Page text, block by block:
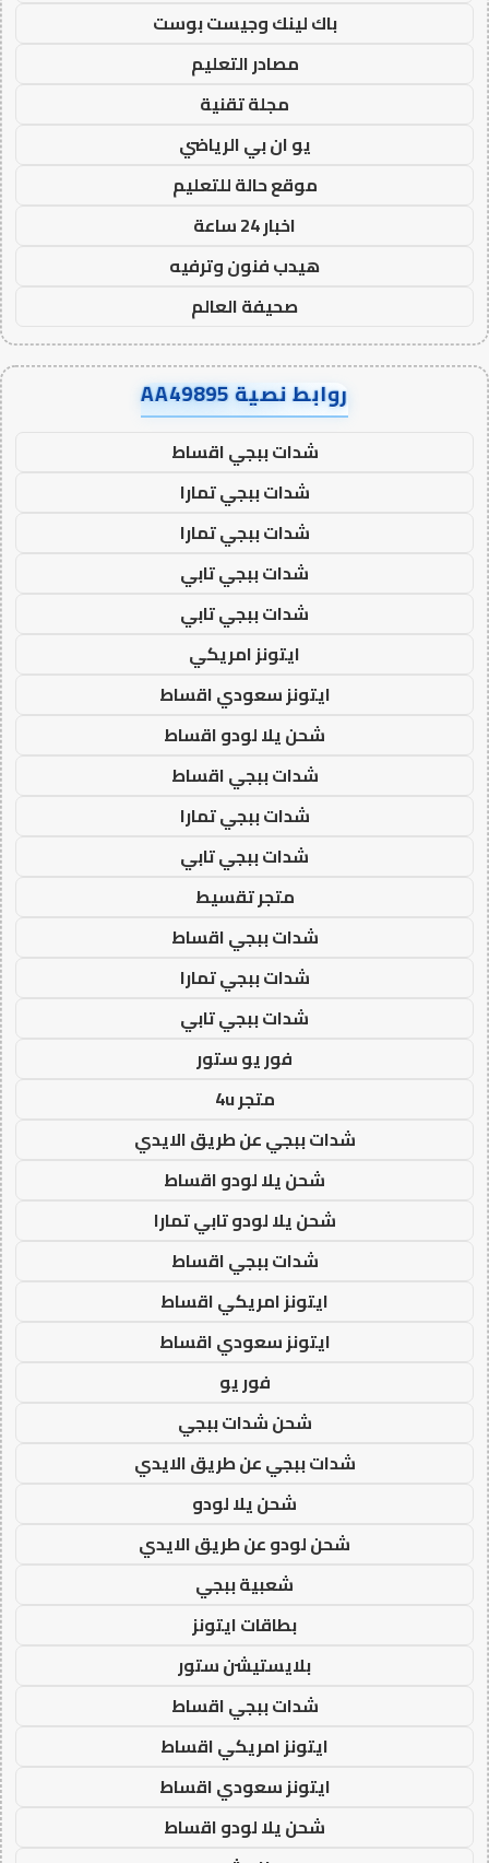
باك لينك وجيست بوست
مصادر التعليم
مجلة تقنية
يو ان بي الرياضي
موقع حالة للتعليم
اخبار 24 ساعة
هيدب فنون وترفيه
صحيفة العالم
روابط نصية AA49895
شدات ببجي اقساط
شدات ببجي تمارا
شدات ببجي تمارا
شدات ببجي تابي
شدات ببجي تابي
ايتونز امريكي
ايتونز سعودي اقساط
شحن يلا لودو اقساط
شدات ببجي اقساط
شدات ببجي تمارا
شدات ببجي تابي
متجر تقسيط
شدات ببجي اقساط
شدات ببجي تمارا
شدات ببجي تابي
فور يو ستور
متجر 4u
شدات ببجي عن طريق الايدي
شحن يلا لودو اقساط
شحن يلا لودو تابي تمارا
شدات ببجي اقساط
ايتونز امريكي اقساط
ايتونز سعودي اقساط
فور يو
شحن شدات ببجي
شدات ببجي عن طريق الايدي
شحن يلا لودو
شحن لودو عن طريق الايدي
شعبية ببجي
بطاقات ايتونز
بلايستيشن ستور
شدات ببجي اقساط
ايتونز امريكي اقساط
ايتونز سعودي اقساط
شحن يلا لودو اقساط